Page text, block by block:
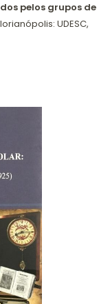
pelos grupos de
UDESC,